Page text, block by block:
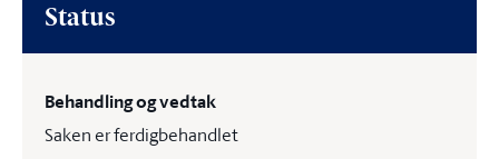
Status
Behandling og vedtak
Saken er ferdigbehandlet